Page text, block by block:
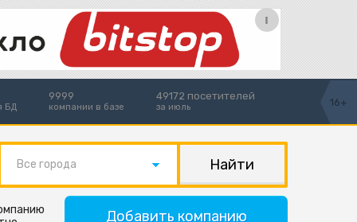
БД
9999
компании в базе
49172 посетителей
за июль 16+
Все города
Добавить компанию